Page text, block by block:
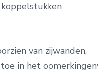
van zijwanden,
in het